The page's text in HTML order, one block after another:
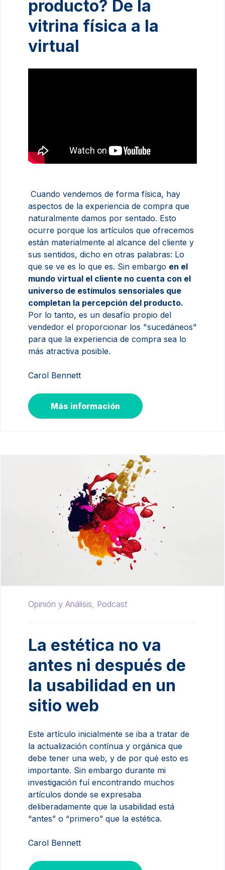
producto? De la
vitrina física a la
virtual
Cuando vendemos de forma física, hay
aspectos de la experiencia de compra que
naturalmente damos por sentado. Esto
ocurre porque los artículos que ofrecemos
están materialmente al alcance del cliente y
sus sentidos, dicho en otras palabras: Lo
que se ve es lo que es. Sin embargo en el
mundo virtual el cliente no cuenta con el
universo de estímulos sensoriales que
completan la percepción del producto.
Por lo tanto, es un desafío propio del
vendedor el proporcionar los "sucedáneos"
para que la experiencia de compra sea lo
más atractiva posible.
Carol Bennett
Más información
Opinión y Análisis, Podcast
La estética no va
antes ni después de
la usabilidad en un
sitio web
Este artículo inicialmente se iba a tratar de
la actualización contínua y orgánica que
debe tener una web, y de por qué esto es
importante. Sin embargo durante mi
investigación fuí encontrando muchos
artículos donde se expresaba
deliberadamente que la usabilidad está
“antes” o “primero” que la estética.
Carol Bennett